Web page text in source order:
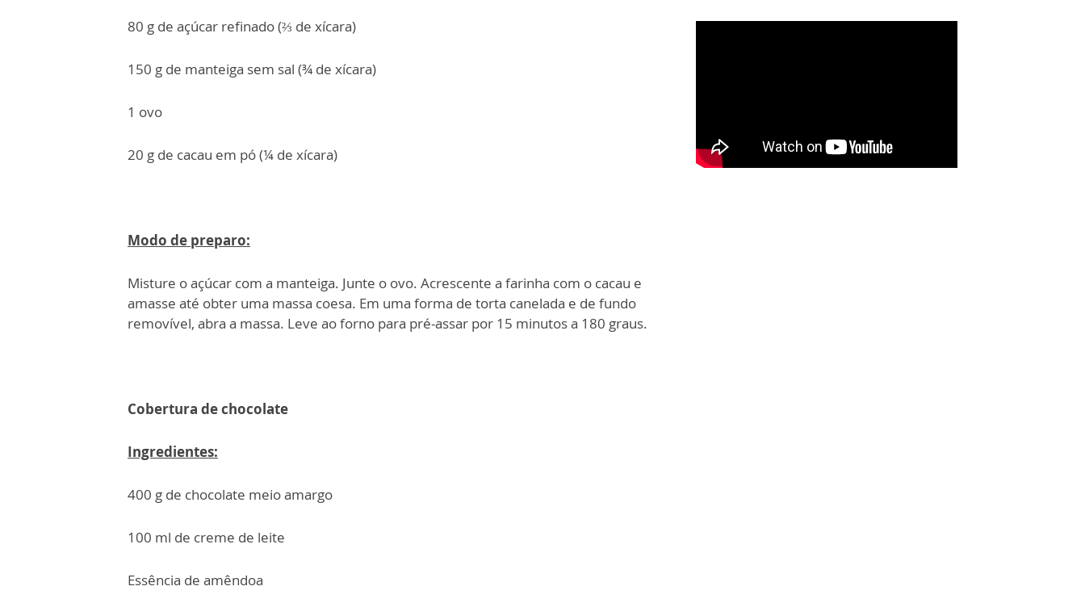
80 g de açúcar refinado (⅔ de xícara)
150 g de manteiga sem sal (¾ de xícara)
1 ovo
20 g de cacau em pó (¼ de xícara)
Modo de preparo:
Misture o açúcar com a manteiga. Junte o ovo. Acrescente a farinha com o cacau e
amasse até obter uma massa coesa. Em uma forma de torta canelada e de fundo
removível, abra a massa. Leve ao forno para pré-assar por 15 minutos a 180 graus.
Cobertura de chocolate
Ingredientes:
400 g de chocolate meio amargo
100 ml de creme de leite
Essência de amêndoa